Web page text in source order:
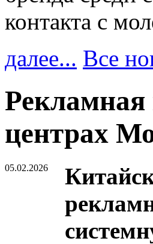
контакта с
далее... Все
центрах
05.02.2026